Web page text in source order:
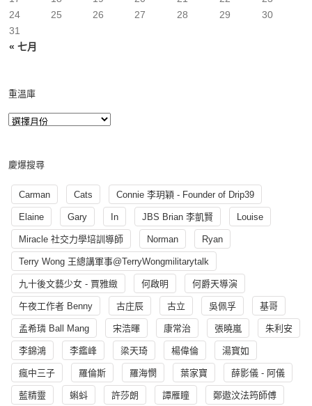
« 七月
24
25 26 27 28 29
30
31
重溫庫
慶爆搜尋
Carman Cats Connie 李玥穎 - Founder of Drip39
Elaine Gary In JBS Brian 李凱賢 Louise
Miracle 社交力學培訓導師 Norman Ryan
Terry Wong 王總講軍事@TerryWongmilitarytalk
九十後文藝少女 - 賈雅緻 何啟明 何爵天導演
午夜工作者 Benny 古庄辰 古立 吳佩孚 基哥
孟希璘 Ball Mang 宋浩暉 康常治 張曉嵐 朱利安
李錦鴻 李鑑峰 梁天琦 楊偉倫 湯寳如
瘋中三子 羅倫斯 羅海憫 葉家寶 薛影儀 - 阿儀
藍精靈 蝌蚪 許莎朗 譚雁瞳 鄭遨汶法筠師傅